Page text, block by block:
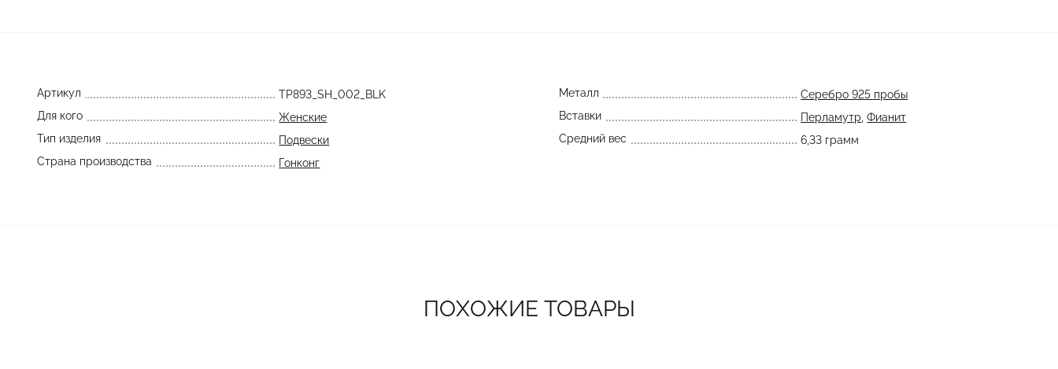
Артикул
TP893_SH_002_BLK
Для кого
Женские
Тип изделия
Подвески
Страна производства
Гонконг
Металл
Серебро 925 пробы
Вставки
Перламутр ,Фианит
Средний вес
6,33 грамм
ПОХОЖИЕ ТОВАРЫ